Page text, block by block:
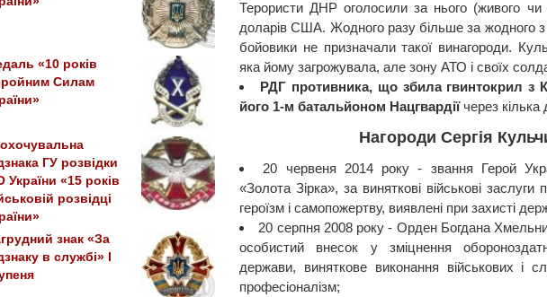
«10 років
Силам
ГУ розвідки
України «15 років
розвідці
знак «За
в службі» І
Терористи ДНР оголосили за нього (живого
доларів США. Жодного разу більше за жодного з
бойовики не призначали такої винагороди.
яка йому загрожувала, але зону АТО і своїх
РДГ противника, що збила гвинтокрил з
його 1-м батальйоном Нацгвардіїчерез кілька
Нагороди Сергія
20 червеня 2014 року - звання Герой
«Золота Зірка», за виняткові військові
героїзм і самопожертву, виявлені при захисті
20 серпня 2008 року - Орден Богдана
особистий внесок у зміцнення
держави, виняткове виконання військових і
професіоналізм;